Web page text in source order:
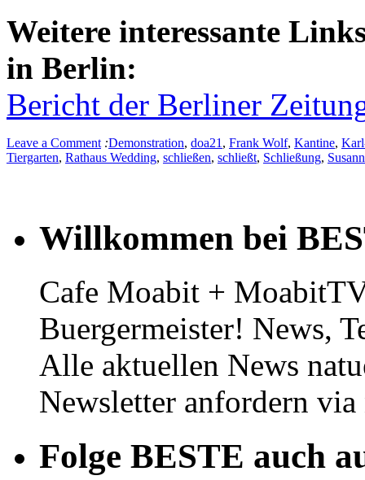
Weitere interessante
in Berlin:
Bericht der Berliner
Leave a Comment :Demonstration, doa21 , Frank Wolf, Kantine,
Tiergarten, Rathaus Wedding, schließen, schließt, Schließung,
Willkommen bei
Cafe Moabit +
Buergermeister! News,
Alle aktuellen News
Newsletter anfordern
Folge BESTE auch